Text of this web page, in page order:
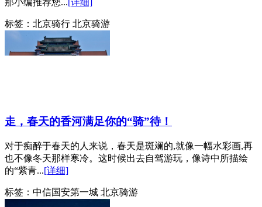
标签： 北京骑行 北京骑游
走，春天的香河满足你的“骑”待！
对于痴醉于春天的人来说，春天是斑斓的,就像一幅水彩画,再
也不像冬天那样寒冷。这时候出去自驾游玩，像诗中所描绘
的“紫青...[详细]
标签： 中信国安第一城 北京骑游